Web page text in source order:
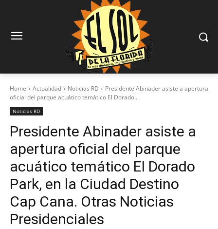
Home Actualidad Noticias RD
Presidente Abinader asiste a apertura
oficial del parque acuático temático El Dorado...
Noticias RD
Presidente Abinader asiste a
apertura oficial del parque
acuático temático El Dorado
Park, en la Ciudad Destino
Cap Cana. Otras Noticias
Presidenciales